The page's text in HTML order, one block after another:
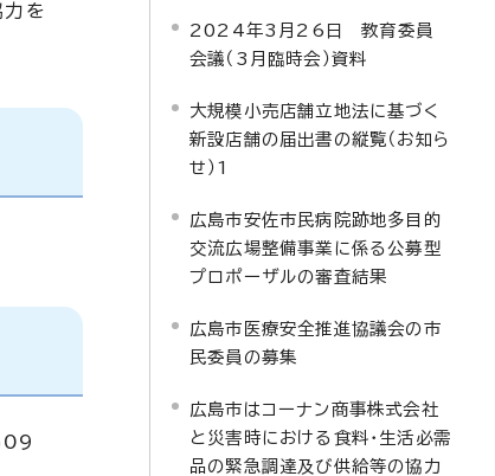
力を
2024年3月26日 教育委員
会議（3月臨時会）資料
大規模小売店舗立地法に基づく
新設店舗の届出書の縦覧（お知ら
せ）1
広島市安佐市民病院跡地多目的
交流広場整備事業に係る公募型
プロポーザルの審査結果
広島市医療安全推進協議会の市
民委員の募集
広島市はコーナン商事株式会社
と災害時における食料・生活必需
品の緊急調達及び供給等の協力